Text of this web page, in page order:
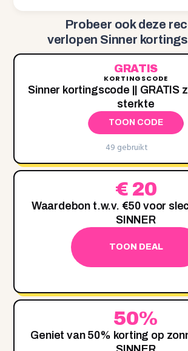
Probeer ook deze
verlopen Sinner
GRATIS
KORTINGSCODE
Sinner kortingscode || GRATIS
sterkte
TOON CODE
49 gebruikt
€ 20
Waardebon t.w.v. €50 voor
SINNER
TOON DEAL
50%
Geniet van 50% korting op